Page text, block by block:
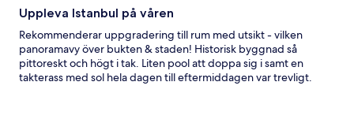
Uppleva Istanbul på våren
Rekommenderar uppgradering till rum med utsikt - vilken
panoramavy över bukten & staden! Historisk byggnad så
pittoreskt och högt i tak. Liten pool att doppa sig i samt en
takterass med sol hela dagen till eftermiddagen var trevligt.